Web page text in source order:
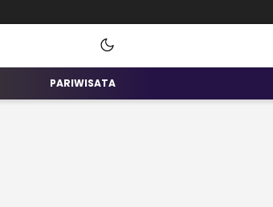
PARIWISATA